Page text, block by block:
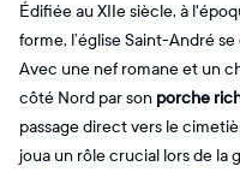
Édifiée au XIIe siècle, à
forme, l’église Saint-André
Avec une nef romane et un
côté Nord par son porche
passage direct vers le
joua un rôle crucial lors de la